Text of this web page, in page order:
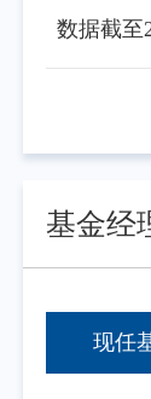
数据截至
基金经
现任